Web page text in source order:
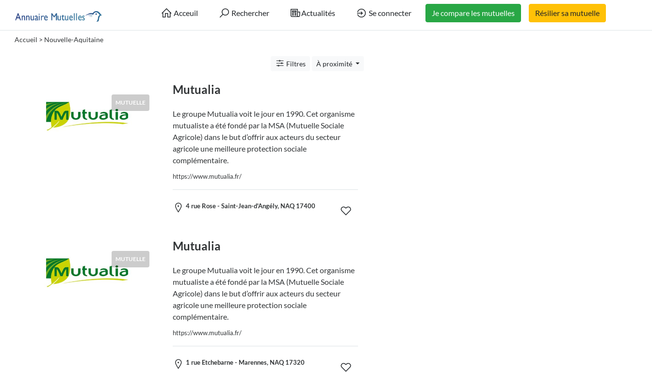
Acceuil Rechercher Actualités Se connecter Je compare les mutuelles Résilier sa mutuelle
Accueil > Nouvelle-Aquitaine
Filtres À proximité
MUTUELLE
Mutualia
Le groupe Mutualia voit le jour en 1990. Cet organisme
mutualiste a été fondé par la MSA (Mutuelle Sociale
Agricole) dans le but d’offrir aux acteurs du secteur
agricole une meilleure protection sociale
complémentaire.
https://www.mutualia.fr/
4 rue Rose - Saint-Jean-d'Angély, NAQ 17400
MUTUELLE
Mutualia
Le groupe Mutualia voit le jour en 1990. Cet organisme
mutualiste a été fondé par la MSA (Mutuelle Sociale
Agricole) dans le but d’offrir aux acteurs du secteur
agricole une meilleure protection sociale
complémentaire.
https://www.mutualia.fr/
1 rue Etchebarne - Marennes, NAQ 17320